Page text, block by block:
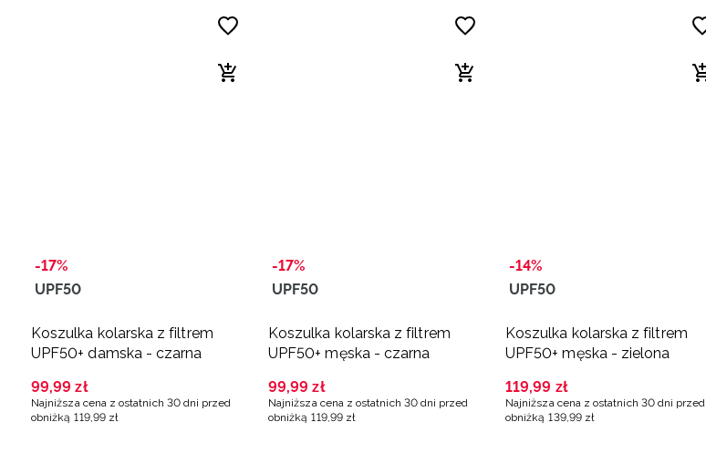
-17%
UPF50
Koszulka kolarska z filtrem
UPF50+ damska - czarna
99,99 zł
Najniższa cena z ostatnich 30 dni przed
obniżką 119,99 zł
-17%
UPF50
Koszulka kolarska z filtrem
UPF50+ męska - czarna
99,99 zł
Najniższa cena z ostatnich 30 dni przed
obniżką 119,99 zł
-14%
UPF50
Koszulka kolarska z filtrem
UPF50+ męska - zielona
119,99 zł
Najniższa cena z ostatnich 30 dni przed
obniżką 139,99 zł